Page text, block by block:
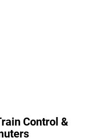
Control &